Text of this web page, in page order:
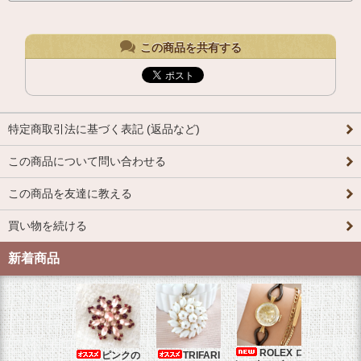
この商品を共有する
特定商取引法に基づく表記 (返品など)
この商品について問い合わせる
この商品を友達に教える
買い物を続ける
新着商品
ピンクの
TRIFARI
ROLEX ロ